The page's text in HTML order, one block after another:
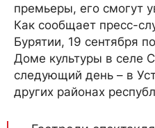
премьеры, его смогут
Как сообщает пресс-
Бурятии, 19 сентября
Доме культуры в селе
следующий день – в
других районах